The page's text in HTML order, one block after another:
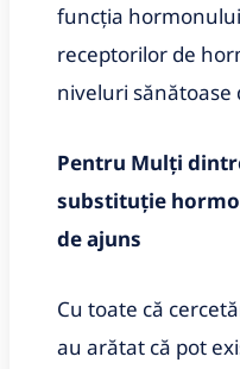
funcția
receptorilor de
niveluri sănătoase
Pentru Mulți
substituție
de ajuns
Cu toate că
au arătat că pot